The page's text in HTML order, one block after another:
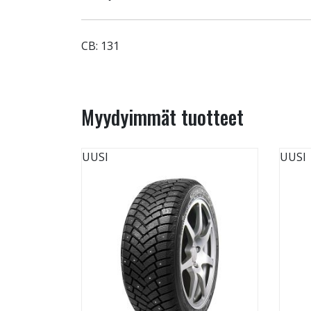
CB: 131
Myydyimmät tuotteet
UUSI UUSI